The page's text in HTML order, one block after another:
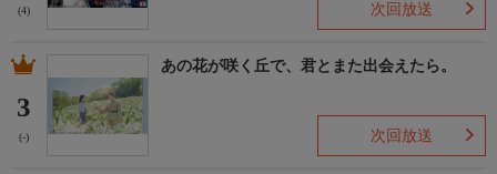
(4) 次回放送
3
(-)
あの花が咲く丘で、君とまた出会えたら。
次回放送